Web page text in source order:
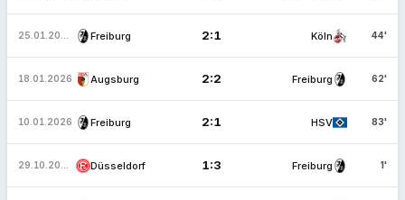
Freiburg 2:1 Köln 44'
18.01.2026 Augsburg 2:2 Freiburg 62'
10.01.2026 Freiburg 2:1 HSV 83'
Düsseldorf 1:3 Freiburg 1'